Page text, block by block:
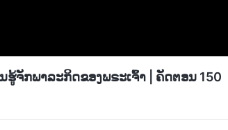
ຮູ້ຈັກພາລະກິດຂອງພຣະເຈົ້າ | ຄັດຕອນ 150